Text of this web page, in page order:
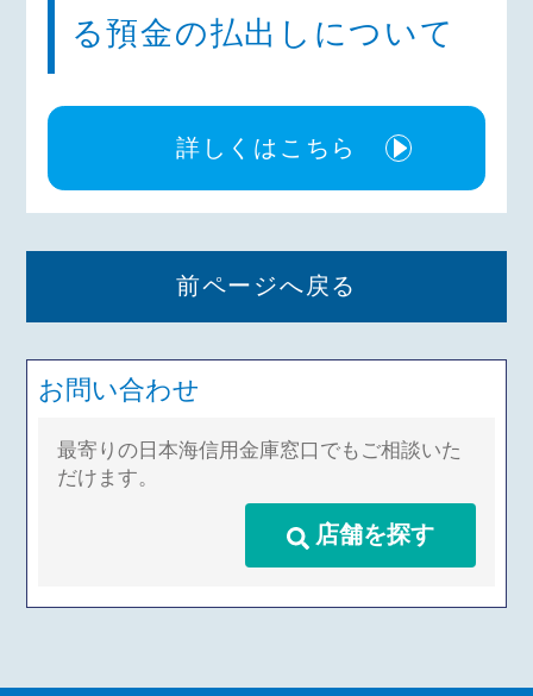
る預金の払出しについて
詳しくはこちら
前ページへ戻る
お問い合わせ
最寄りの日本海信用金庫窓口でもご相談いた
だけます。
店舗を探す